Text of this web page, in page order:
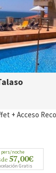
+ Acceso
pers/noche
57,00€
Gratis